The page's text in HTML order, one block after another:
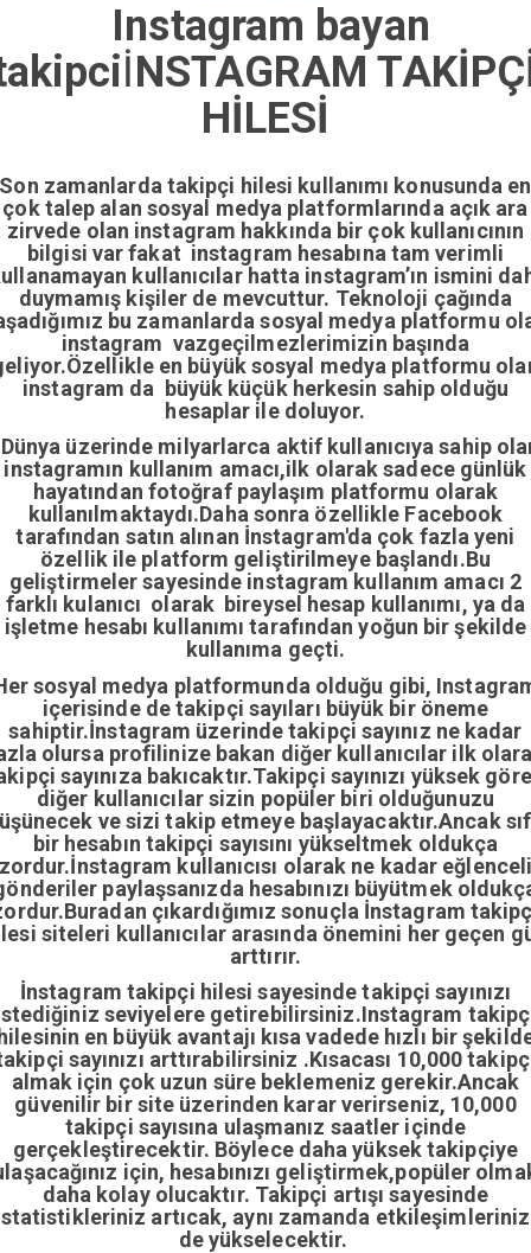
Instagram bayan
İNSTAGRAM
HİLESİ
Son zamanlarda takipçi hilesi kullanımı konusunda en
çok talep alan sosyal medya platformlarında açık ara
zirvede olan instagram hakkında bir çok kullanıcının
bilgisi var fakat instagram hesabına tam verimli
kullanıcılar hatta instagram’ın ismini
duymamış kişiler de mevcuttur. Teknoloji çağında
bu zamanlarda sosyal medya platformu
instagram vazgeçilmezlerimizin başında
en büyük sosyal medya platformu
instagram da büyük küçük herkesin sahip olduğu
hesaplar ile doluyor.
üzerinde milyarlarca aktif kullanıcıya sahip
instagramın kullanım amacı,ilk olarak sadece günlük
hayatından fotoğraf paylaşım platformu olarak
kullanılmaktaydı.Daha sonra özellikle Facebook
tarafından satın alınan İnstagram'da çok fazla yeni
özellik ile platform geliştirilmeye başlandı.Bu
geliştirmeler sayesinde instagram kullanım amacı 2
farklı kulanıcı olarak bireysel hesap kullanımı, ya da
işletme hesabı kullanımı tarafından yoğun bir şekilde
kullanıma geçti.
sosyal medya platformunda olduğu gibi,
içerisinde de takipçi sayıları büyük bir öneme
sahiptir.İnstagram üzerinde takipçi sayınız ne kadar
olursa profilinize bakan diğer kullanıcılar ilk
sayınıza bakıcaktır.Takipçi sayınızı yüksek
diğer kullanıcılar sizin popüler biri olduğunuzu
ve sizi takip etmeye başlayacaktır.Ancak
bir hesabın takipçi sayısını yükseltmek oldukça
kullanıcısı olarak ne kadar
paylaşsanızda hesabınızı büyütmek
çıkardığımız sonuçla İnstagram
siteleri kullanıcılar arasında önemini her geçen
arttırır.
İnstagram takipçi hilesi sayesinde takipçi sayınızı
seviyelere getirebilirsiniz.Instagram
en büyük avantajı kısa vadede hızlı bir
sayınızı arttırabilirsiniz .Kısacası 10,000
almak için çok uzun süre beklemeniz gerekir.Ancak
güvenilir bir site üzerinden karar verirseniz, 10,000
takipçi sayısına ulaşmanız saatler içinde
gerçekleştirecektir. Böylece daha yüksek takipçiye
için, hesabınızı geliştirmek,popüler
daha kolay olucaktır. Takipçi artışı sayesinde
artıcak, aynı zamanda
de yükselecektir.